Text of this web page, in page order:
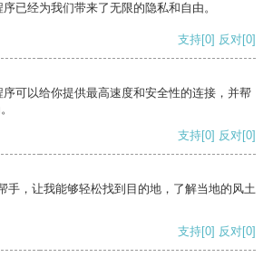
已经为我们带来了无限的隐私和自由。
支持[0] 反对[0]
可以给你提供最高速度和安全性的连接，并帮
支持[0] 反对[0]
手，让我能够轻松找到目的地，了解当地的风土
支持[0] 反对[0]